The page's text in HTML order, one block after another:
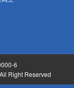
6
Right Reserved